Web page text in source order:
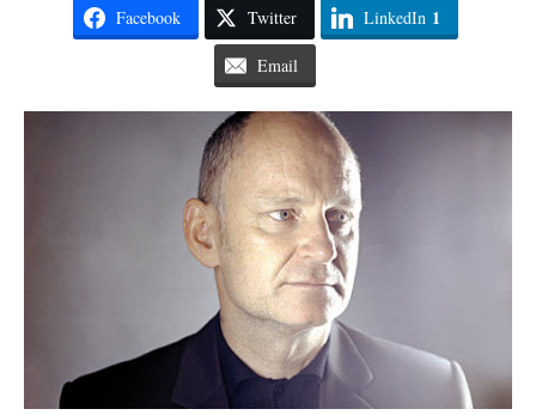
Facebook Twitter LinkedIn 1
Email